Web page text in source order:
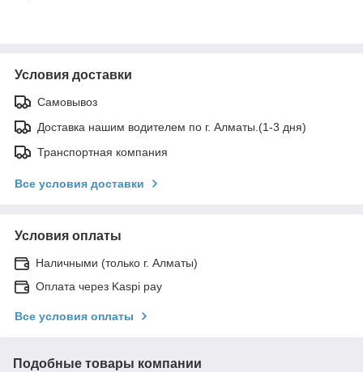
Условия доставки
Самовывоз
Доставка нашим водителем по г. Алматы.(1-3 дня)
Транспортная компания
Все условия доставки
Условия оплаты
Наличными (только г. Алматы)
Оплата через Kaspi pay
Все условия оплаты
Подобные товары компании